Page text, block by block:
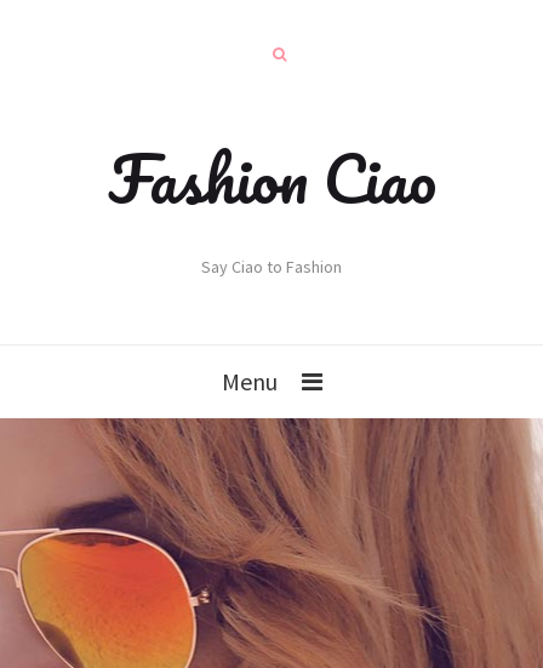
Fashion Ciao
Say Ciao to Fashion
Menu